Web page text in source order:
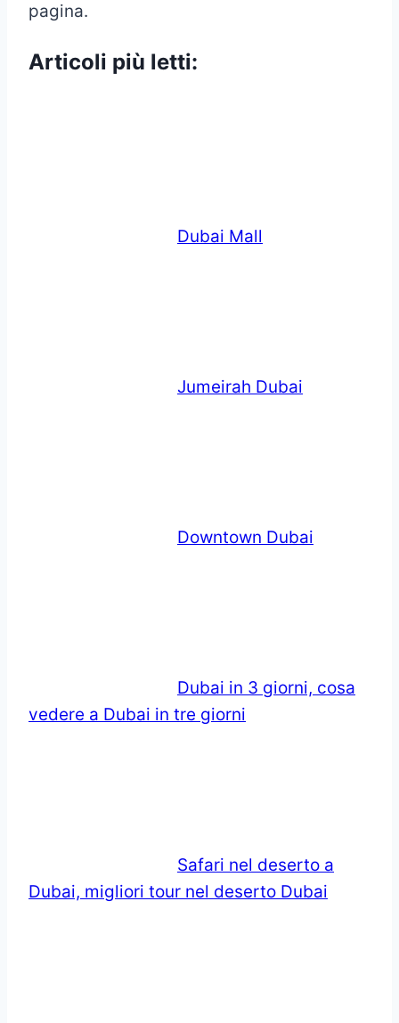
pagina.
Articoli più letti:
Dubai Mall
Jumeirah Dubai
Downtown Dubai
Dubai in 3 giorni, cosa
vedere a Dubai in tre giorni
Safari nel deserto a
Dubai, migliori tour nel deserto Dubai